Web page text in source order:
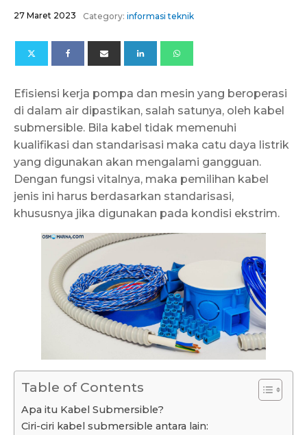
27 Maret 2023 Category: informasi teknik
Efisiensi kerja pompa dan mesin yang beroperasi
di dalam air dipastikan, salah satunya, oleh kabel
submersible. Bila kabel tidak memenuhi
kualifikasi dan standarisasi maka catu daya listrik
yang digunakan akan mengalami gangguan.
Dengan fungsi vitalnya, maka pemilihan kabel
jenis ini harus berdasarkan standarisasi,
khususnya jika digunakan pada kondisi ekstrim.
Table of Contents
Apa itu Kabel Submersible?
Ciri-ciri kabel submersible antara lain: